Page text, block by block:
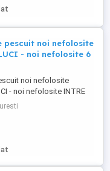
300 ron inainte de a
pescuit noi nefolosite
- noi nefolosite 6
noi nefolosite
- noi nefolosite INTRE
350 ron 6 bucati INAINTE
preturile pe
SA NU VA
la cerere